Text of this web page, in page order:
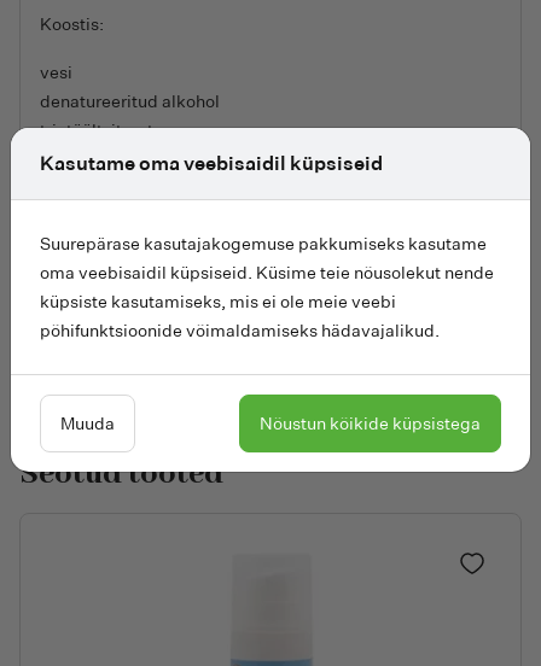
Koostis:
vesi
denatureeritud alkohol
trietüültsitraat
glütseriin
piimhape
naatriumanisaat
Morinda Citrifolia Callus Culture Lysate
sidrunhape
Seotud tooted
Lisa
Kasutame oma veebisaidil küpsiseid
Suurepärase kasutajakogemuse pakkumiseks kasutame
oma veebisaidil küpsiseid. Küsime teie nõusolekut nende
küpsiste kasutamiseks, mis ei ole meie veebi
põhifunktsioonide võimaldamiseks hädavajalikud.
Muuda Nõustun kõikide küpsistega